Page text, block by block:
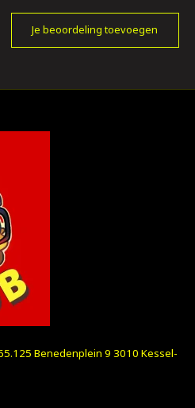
Je beoordeling toevoegen
Benedenplein 9 3010 Kessel-